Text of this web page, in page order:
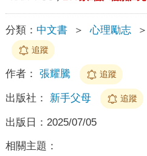
分類： 中文書 ＞ 心理勵志 ＞
追蹤
作者： 張耀騰 追蹤
出版社： 新手父母 追蹤
出版日： 2025/07/05
相關主題：